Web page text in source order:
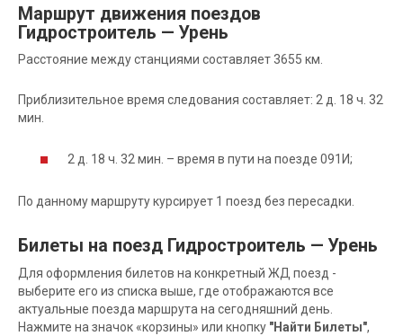
Маршрут движения поездов
Гидростроитель — Урень
Расстояние между станциями составляет 3655 км.
Приблизительное время следования составляет: 2 д. 18 ч. 32
мин.
2 д. 18 ч. 32 мин. – время в пути на поезде 091И;
По данному маршруту курсирует 1 поезд без пересадки.
Билеты на поезд Гидростроитель — Урень
Для оформления билетов на конкретный ЖД поезд -
выберите его из списка выше, где отображаются все
актуальные поезда маршрута на сегодняшний день.
Нажмите на значок «корзины» или кнопку "Найти Билеты",